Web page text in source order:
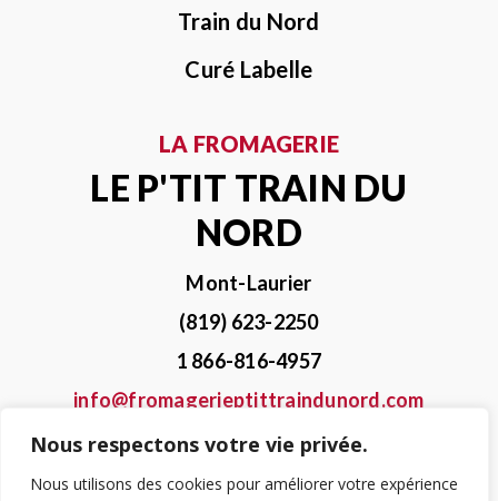
Nous respectons votre vie privée.
Nous utilisons des cookies pour améliorer votre expérience
Train du Nord
Curé Labelle
LA FROMAGERIE
LE P'TIT TRAIN DU
NORD
Mont-Laurier
(819) 623-2250
1 866-816-4957
info@fromagerieptittraindunord.com